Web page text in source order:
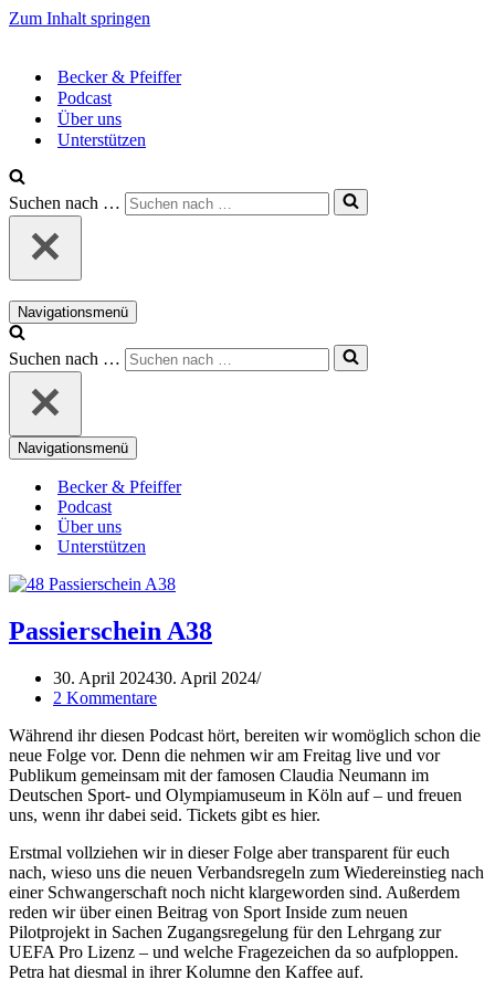
Zum Inhalt springen
Becker & Pfeiffer
Podcast
Über uns
Unterstützen
Suchen nach …
Navigationsmenü
Suchen nach …
Navigationsmenü
Becker & Pfeiffer
Podcast
Über uns
Unterstützen
Passierschein A38
30. April 202430. April 2024
2 Kommentare
Während ihr diesen Podcast hört, bereiten wir womöglich schon die
neue Folge vor. Denn die nehmen wir am Freitag live und vor
Publikum gemeinsam mit der famosen Claudia Neumann im
Deutschen Sport- und Olympiamuseum in Köln auf – und freuen
uns, wenn ihr dabei seid. Tickets gibt es hier.
Erstmal vollziehen wir in dieser Folge aber transparent für euch
nach, wieso uns die neuen Verbandsregeln zum Wiedereinstieg nach
einer Schwangerschaft noch nicht klargeworden sind. Außerdem
reden wir über einen Beitrag von Sport Inside zum neuen
Pilotprojekt in Sachen Zugangsregelung für den Lehrgang zur
UEFA Pro Lizenz – und welche Fragezeichen da so aufploppen.
Petra hat diesmal in ihrer Kolumne den Kaffee auf.